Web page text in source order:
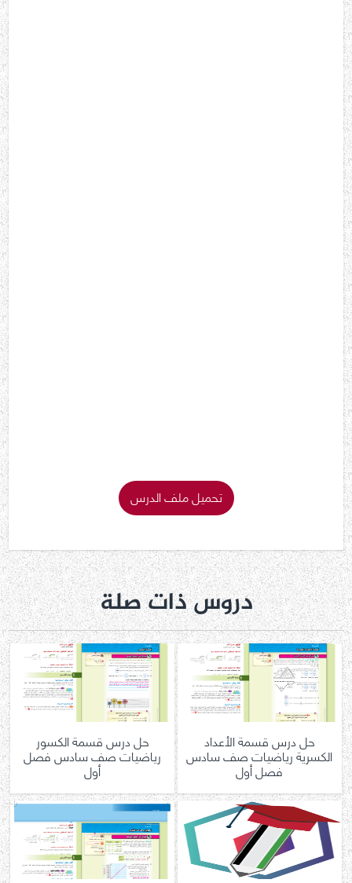
تحميل ملف الدرس
دروس ذات صلة
حل درس قسمة الأعداد
الكسرية رياضيات صف سادس
فصل أول
حل درس قسمة الكسور
رياضيات صف سادس فصل
أول